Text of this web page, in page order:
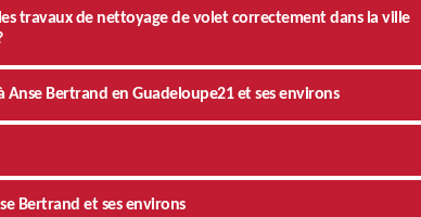
travaux de nettoyage de volet correctement dans la ville
Bertrand en Guadeloupe21 et ses environs
Bertrand et ses environs